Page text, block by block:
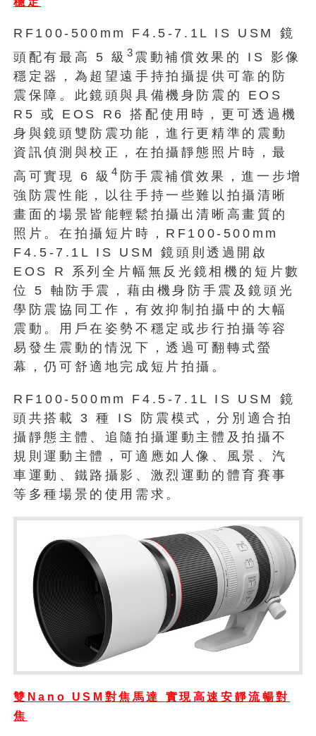
RF100-500mm F4.5-7.1L IS USM 鏡
頭配有最高 5 級 3 震動補償效果的 IS 影像
穩定器，為超望遠手持拍攝提供可靠的防
震保障。此鏡頭與具備機身防震的 EOS
R5 或 EOS R6 搭配使用時，更可透過機
身與鏡頭雙防震功能，進行更精準的震動
資訊偵測與校正，在拍攝靜態照片時，最
高可實現 6 級 4 防手震補償效果，進一步增
強防震性能，以往手持一些難以拍攝清晰
畫面的場景皆能輕鬆拍攝出清晰高畫質的
照片。在拍攝短片時，RF100-500mm
F4.5-7.1L IS USM 鏡頭則透過開啟
EOS R 系列全片幅無反光鏡相機的短片數
位 5 軸防手震，藉由機身防手震及鏡頭光
學防震協同工作，有效抑制拍攝中的大幅
震動。用戶在姿勢不穩定或步行拍攝等容
易發生震動的情況下，透過可翻轉式螢
幕，仍可舒適地完成短片拍攝。
RF100-500mm F4.5-7.1L IS USM 鏡
頭共搭載 3 種 IS 防震模式，分別適合拍
攝靜態主體、追隨拍攝運動主體及拍攝不
規則運動主體，可適應如人像、風景、汽
車運動、鐵路攝影、激烈運動的體育賽事
等多種場景的使用需求。
雙 Nano USM 對焦馬達
實現高速安靜流暢對
焦